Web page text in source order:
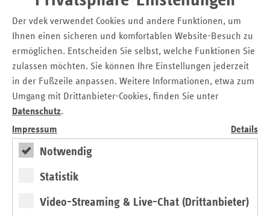
Der vdek verwendet Cookies und andere Funktionen, um
Ihnen einen sicheren und komfortablen Website-Besuch zu
ermöglichen. Entscheiden Sie selbst, welche Funktionen Sie
zulassen möchten. Sie können Ihre Einstellungen jederzeit
in der Fußzeile anpassen. Weitere Informationen, etwa zum
Umgang mit Drittanbieter-Cookies, finden Sie unter
Datenschutz.
Impressum
Details
Notwendig
Statistik
Video-Streaming & Live-Chat (Drittanbieter)
dass das Gesetz zu Mehrausgaben in der gesetzlichen
Krankenversicherung (GKV) führen wird. Diese sind dann
gerechtfertigt, wenn mit dem Geld eine deutliche
Verbesserung für die Versorgung der Versicherten erreicht
wird.“
Pressemitteilung zum Download
Kabinettsbeschluss zum Terminservice- und
Versorgungsgesetz (TSVG): vdek: TSVG bringt mehr
Service und bessere Versorgung für Patienten